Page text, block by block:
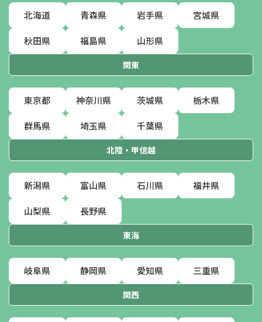
北海道 青森県 岩手県 宮城県
秋田県 福島県 山形県
関東
東京都 神奈川県 茨城県 栃木県
群馬県 埼玉県 千葉県
北陸・甲信越
新潟県 富山県 石川県 福井県
山梨県 長野県
東海
岐阜県 静岡県 愛知県 三重県
関西